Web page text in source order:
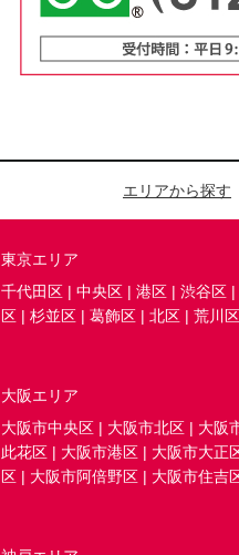
エリアから探す
東京エリア
千代田区 | 中央区 | 港区 | 渋谷区 |
区 | 杉並区 | 葛飾区 | 北区 | 荒川区
大阪エリア
大阪市中央区 | 大阪市北区 | 大阪
此花区 | 大阪市港区 | 大阪市大正
区 | 大阪市阿倍野区 | 大阪市住吉